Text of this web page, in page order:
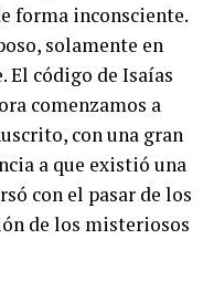
forma inconsciente.
solamente en
El código de Isaías
comenzamos a
con una gran
a que existió una
con el pasar de los
de los misteriosos